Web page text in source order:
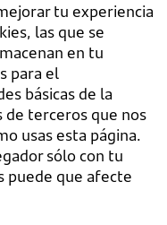
tu experiencia
las que se
en tu
para el
básicas de la
de terceros que nos
usas esta página.
sólo con tu
puede que afecte